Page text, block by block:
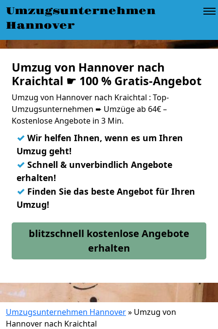
Umzugsunternehmen
Hannover
Umzug von Hannover nach
Kraichtal ☛ 100 % Gratis-Angebot
Umzug von Hannover nach Kraichtal : Top-
Umzugsunternehmen ➨ Umzüge ab 64€ –
Kostenlose Angebote in 3 Min.
✓ Wir helfen Ihnen, wenn es um Ihren
Umzug geht!
✓ Schnell & unverbindlich Angebote
erhalten!
✓ Finden Sie das beste Angebot für Ihren
Umzug!
blitzschnell kostenlose Angebote
erhalten
Umzugsunternehmen Hannover» Umzug von
Hannover nach Kraichtal